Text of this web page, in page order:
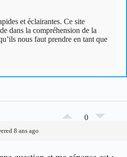
et éclairantes. Ce site
dans la compréhension de la
nous faut prendre en tant que
0
8 ans ago